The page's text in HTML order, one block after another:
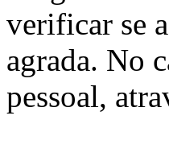
verificar se
agrada. No
pessoal,